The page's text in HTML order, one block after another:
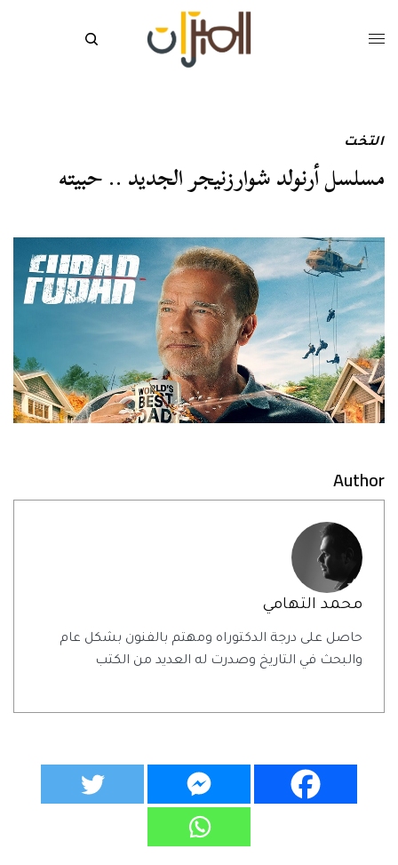
التخت
مسلسل أرنولد شوارزنيجر الجديد .. حبيته
Author
محمد التهامي
حاصل على درجة الدكتوراه ومهتم بالفنون بشكل عام
والبحث في التاريخ وصدرت له العديد من الكتب